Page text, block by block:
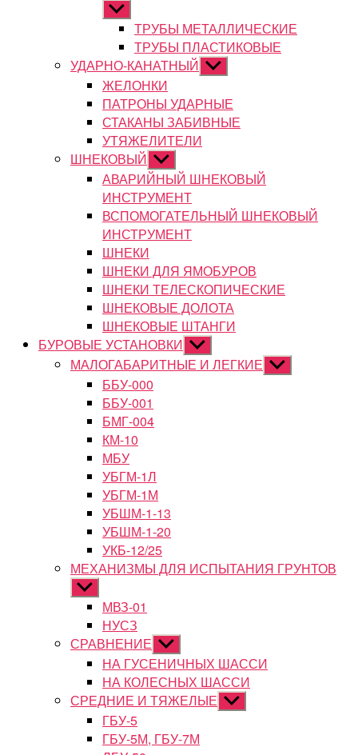
Показывать
подменюТРУБЫ МЕТАЛЛИЧЕСКИЕ
ТРУБЫ ПЛАСТИКОВЫЕ
УДАРНО-КАНАТНЫЙ Показывать
подменю
ЖЕЛОНКИ
ПАТРОНЫ УДАРНЫЕ
СТАКАНЫ ЗАБИВНЫЕ
УТЯЖЕЛИТЕЛИ
ШНЕКОВЫЙ Показывать
подменю
АВАРИЙНЫЙ ШНЕКОВЫЙ
ИНСТРУМЕНТ
ВСПОМОГАТЕЛЬНЫЙ ШНЕКОВЫЙ
ИНСТРУМЕНТ
ШНЕКИ
ШНЕКИ ДЛЯ ЯМОБУРОВ
ШНЕКИ ТЕЛЕСКОПИЧЕСКИЕ
ШНЕКОВЫЕ ДОЛОТА
ШНЕКОВЫЕ ШТАНГИ
БУРОВЫЕ УСТАНОВКИ Показывать
подменю
МАЛОГАБАРИТНЫЕ И ЛЕГКИЕ Показывать
подменю
ББУ-000
ББУ-001
БМГ-004
КМ-10
МБУ
УБГМ-1Л
УБГМ-1М
УБШМ-1-13
УБШМ-1-20
УКБ-12/25
МЕХАНИЗМЫ ДЛЯ ИСПЫТАНИЯ ГРУНТОВ
Показывать
подменюМВЗ-01
НУСЗ
СРАВНЕНИЕ Показывать
подменю
НА ГУСЕНИЧНЫХ ШАССИ
НА КОЛЕСНЫХ ШАССИ
СРЕДНИЕ И ТЯЖЕЛЫЕ Показывать
подменю
ГБУ-5
ГБУ-5М, ГБУ-7М